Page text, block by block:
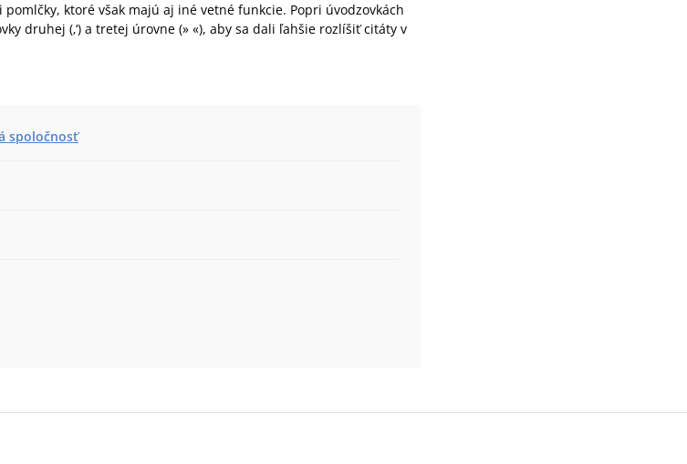
ktoré však majú aj iné vetné funkcie. Popri úvodzovkách
druhej (‚‘) a tretej úrovne (» «), aby sa dali ľahšie rozlíšiť citáty v
spoločnosť